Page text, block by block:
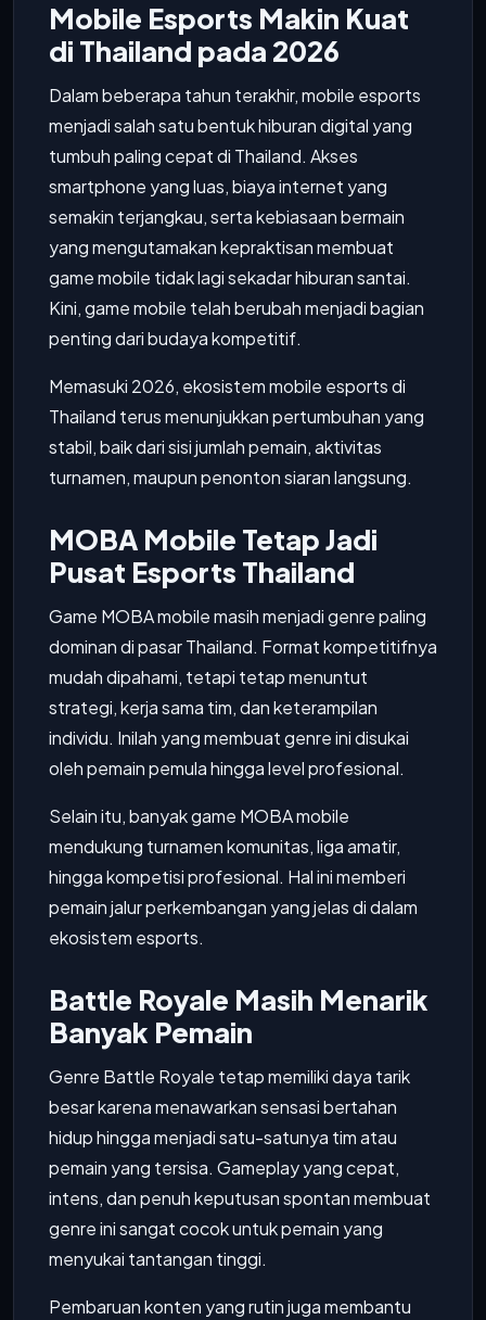
Mobile Esports Makin Kuat
di Thailand pada 2026
Dalam beberapa tahun terakhir, mobile esports
menjadi salah satu bentuk hiburan digital yang
tumbuh paling cepat di Thailand. Akses
smartphone yang luas, biaya internet yang
semakin terjangkau, serta kebiasaan bermain
yang mengutamakan kepraktisan membuat
game mobile tidak lagi sekadar hiburan santai.
Kini, game mobile telah berubah menjadi bagian
penting dari budaya kompetitif.
Memasuki 2026, ekosistem mobile esports di
Thailand terus menunjukkan pertumbuhan yang
stabil, baik dari sisi jumlah pemain, aktivitas
turnamen, maupun penonton siaran langsung.
MOBA Mobile Tetap Jadi
Pusat Esports Thailand
Game MOBA mobile masih menjadi genre paling
dominan di pasar Thailand. Format kompetitifnya
mudah dipahami, tetapi tetap menuntut
strategi, kerja sama tim, dan keterampilan
individu. Inilah yang membuat genre ini disukai
oleh pemain pemula hingga level profesional.
Selain itu, banyak game MOBA mobile
mendukung turnamen komunitas, liga amatir,
hingga kompetisi profesional. Hal ini memberi
pemain jalur perkembangan yang jelas di dalam
ekosistem esports.
Battle Royale Masih Menarik
Banyak Pemain
Genre Battle Royale tetap memiliki daya tarik
besar karena menawarkan sensasi bertahan
hidup hingga menjadi satu-satunya tim atau
pemain yang tersisa. Gameplay yang cepat,
intens, dan penuh keputusan spontan membuat
genre ini sangat cocok untuk pemain yang
menyukai tantangan tinggi.
Pembaruan konten yang rutin juga membantu